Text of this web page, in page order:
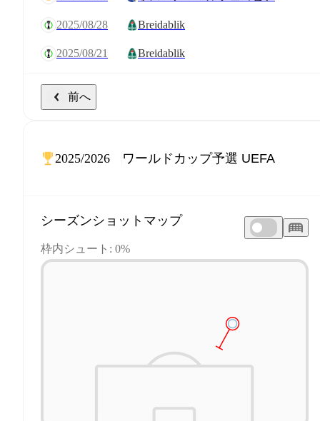
2025/08/28 Breidablik
2025/08/21 Breidablik
前へ
2025/2026
シーズンショットマップ
枠内シュート: 0%